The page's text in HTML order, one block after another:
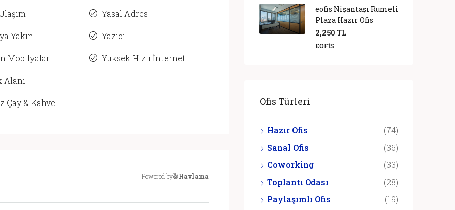
Yakın
Mobilyalar
Alanı
Çay & Kahve
Yasal Adres
Yazıcı
Yüksek Hızlı İnternet
Powered by Havlama
eofis Nişantaşı Rumeli
Plaza Hazır Ofis
2,250 TL
EOFIS
Ofis Türleri
Hazır Ofis
(74)
Sanal Ofis
(36)
Coworking
(33)
Toplantı Odası
(28)
Paylaşımlı Ofis
(19)